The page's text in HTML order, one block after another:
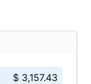
$ 3,157.43